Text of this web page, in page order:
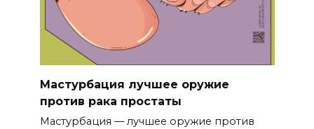
Мастурбация лучшее оружие
против рака простаты
Мастурбация — лучшее оружие против